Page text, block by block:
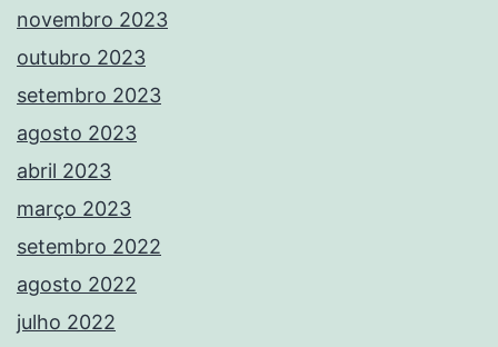
novembro 2023
outubro 2023
setembro 2023
agosto 2023
abril 2023
março 2023
setembro 2022
agosto 2022
julho 2022